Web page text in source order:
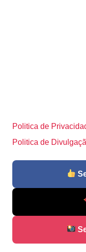
Politica de
Politica de